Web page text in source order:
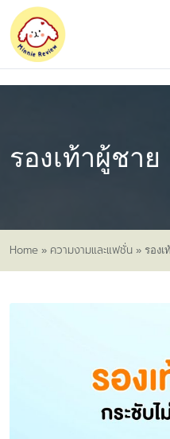
รองเท้าผู้ชาย
Home » ความงามและแฟชั่น » รอง